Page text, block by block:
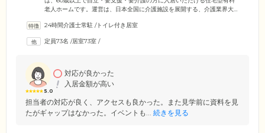
老人ホームです。運営は、日本全国に介護施設を展開する、介護業界大
品質なケアが強みです。施設には介護スタッフが24時間365日常駐、ご入
担当します。介護度が重い方、徘徊などご自宅では介護をするのが難し
24時間介護士常駐 /トイレ付き居室
定員73名 /居室73室 /
5.0
対応が良かった
入居金額が高い
担当者の対応が良く、アクセスも良かった。また見学前に資料を見
たがギャップはなかった。イベントも... 続きを見る